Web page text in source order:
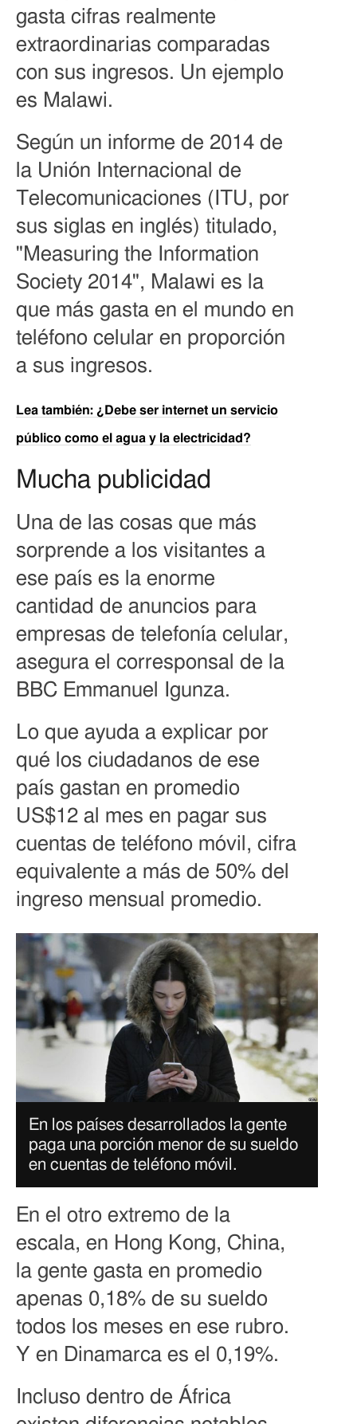
gasta cifras realmente
extraordinarias comparadas
con sus ingresos. Un ejemplo
es Malawi.
Según un informe de 2014 de
la Unión Internacional de
Telecomunicaciones (ITU, por
sus siglas en inglés) titulado,
"Measuring the Information
Society 2014", Malawi es la
que más gasta en el mundo en
teléfono celular en proporción
a sus ingresos.
Lea también: ¿Debe ser internet un servicio
público como el agua y la electricidad?
Mucha publicidad
Una de las cosas que más
sorprende a los visitantes a
ese país es la enorme
cantidad de anuncios para
empresas de telefonía celular,
asegura el corresponsal de la
BBC Emmanuel Igunza.
Lo que ayuda a explicar por
qué los ciudadanos de ese
país gastan en promedio
US$12 al mes en pagar sus
cuentas de teléfono móvil, cifra
equivalente a más de 50% del
ingreso mensual promedio.
En los países desarrollados la gente
paga una porción menor de su sueldo
en cuentas de teléfono móvil.
En el otro extremo de la
escala, en Hong Kong, China,
la gente gasta en promedio
apenas 0,18% de su sueldo
todos los meses en ese rubro.
Y en Dinamarca es el 0,19%.
Incluso dentro de África